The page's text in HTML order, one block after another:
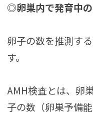
◎卵巣内で発育中
卵子の数を推測す
す。
AMH検査とは、卵
子の数（卵巣予備